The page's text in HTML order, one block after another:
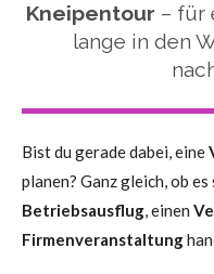
Kneipentour – für
lange in den
Bist du gerade dabei, eine
planen? Ganz gleich, ob es
Betriebsausflug, einen
Firmenveranstaltung